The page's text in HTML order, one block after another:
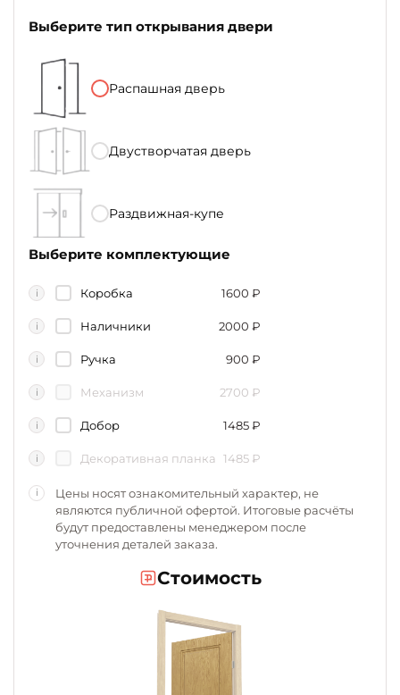
Выберите тип открывания двери
Распашная дверь
Двустворчатая дверь
Раздвижная-купе
Выберите комплектующие
i Коробка 1600 ₽
i Наличники 2000 ₽
i Ручка 900 ₽
i Механизм 2700 ₽
i Добор 1485₽
i Декоративная планка 1485 ₽
i
Цены носят ознакомительный характер, не
являются публичной офертой. Итоговые расчёты
будут предоставлены менеджером после
уточнения деталей заказа.
Стоимость